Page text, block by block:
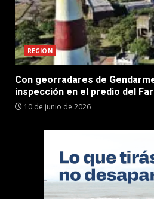
REGION
Con georradares de
inspección en el predio del
10 de junio de 2026